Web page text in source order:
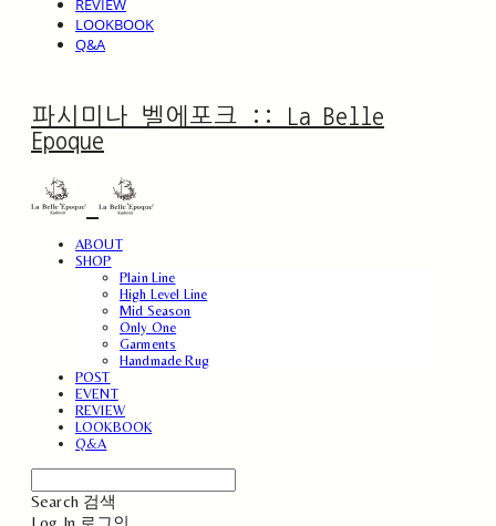
REVIEW
LOOKBOOK
Q&A
파시미나 벨에포크 :: La Belle
Epoque
ABOUT
SHOP
Plain Line
High Level Line
Mid Season
Only One
Garments
Handmade Rug
POST
EVENT
REVIEW
LOOKBOOK
Q&A
Search 검색
Log In 로그인